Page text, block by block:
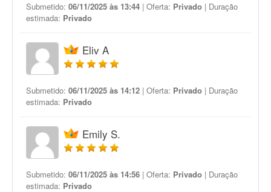
Submetido: 06/11/2025 às 13:44 | Oferta: Privado | Duração
estimada: Privado
Eliv A
Submetido: 06/11/2025 às 14:12 | Oferta: Privado | Duração
estimada: Privado
Emily S.
Submetido: 06/11/2025 às 14:56 | Oferta: Privado | Duração
estimada: Privado